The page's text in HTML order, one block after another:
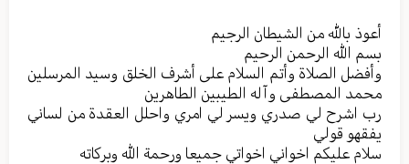
أعوذ بالله من الشیطان الرجیم
بسم الله الرحمن الرحیم
وأفضل الصلاة وأتم السلام علی أشرف الخلق وسید المرسلین
محمد المصطفی وآله الطیبین الطاهرین
رب اشرح لي صدري ویسر لي امري واحلل العقدة من لساني
یفقهو قولي
سلام علیکم اخواني اخواتي جمیعا ورحمة الله وبرکاته